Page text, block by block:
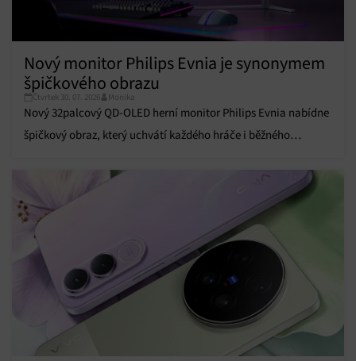
Nový monitor Philips Evnia je synonymem
špičkového obrazu
Čtvrtek 30. 07. 2026 Monika
Nový 32palcový QD-OLED herní monitor Philips Evnia nabídne
špičkový obraz, který uchvátí každého hráče i běžného